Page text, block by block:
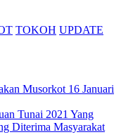
TOKOH UPDATE
Musorkot 16 Januari
Tunai 2021 Yang
Diterima Masyarakat